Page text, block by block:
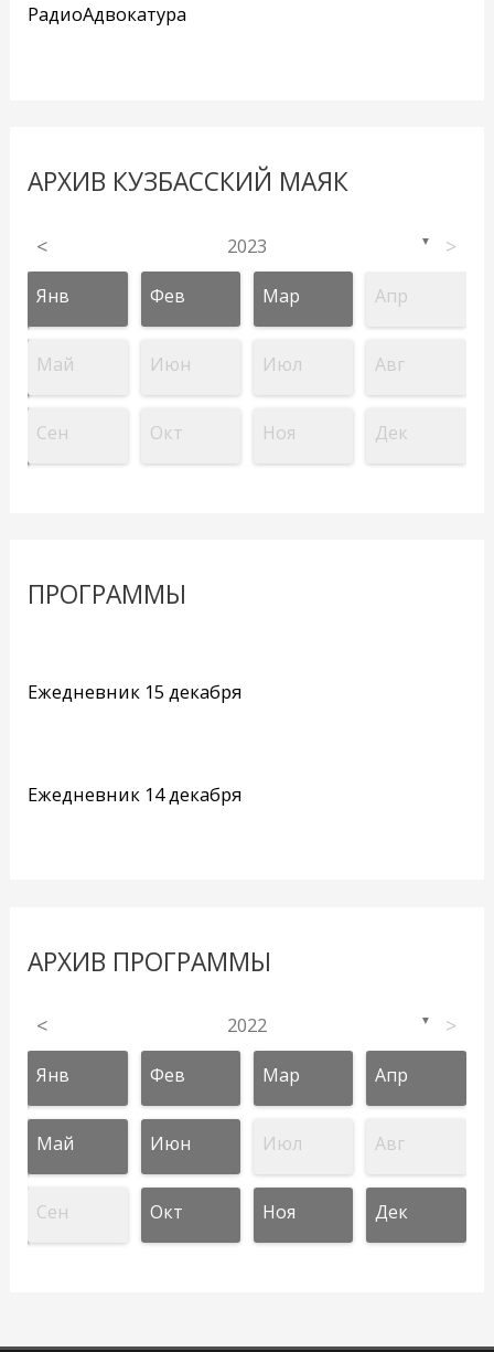
РадиоАдвокатура
АРХИВ КУЗБАССКИЙ МАЯК
< 2023 ▼ >
Янв Фев Мар Апр
Май Июн Июл Авг
Сен Окт Ноя Дек
ПРОГРАММЫ
Ежедневник 15 декабря
Ежедневник 14 декабря
АРХИВ ПРОГРАММЫ
< 2022 ▼ >
Янв Фев Мар Апр
Май Июн Июл Авг
Сен Окт Ноя Дек